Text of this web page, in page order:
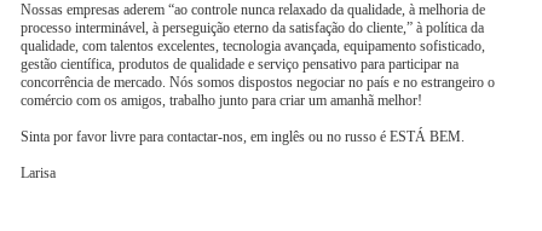
Nossas empresas aderem “ao controle nunca relaxado da qualidade, à melhoria de
processo interminável, à perseguição eterno da satisfação do cliente,” à política da
qualidade, com talentos excelentes, tecnologia avançada, equipamento sofisticado,
gestão científica, produtos de qualidade e serviço pensativo para participar na
concorrência de mercado. Nós somos dispostos negociar no país e no estrangeiro o
comércio com os amigos, trabalho junto para criar um amanhã melhor!
Sinta por favor livre para contactar-nos, em inglês ou no russo é ESTÁ BEM.
Larisa